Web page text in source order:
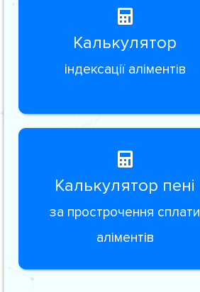
Калькулятор
індексації аліментів
Калькулятор пені
за прострочення сплати
аліментів